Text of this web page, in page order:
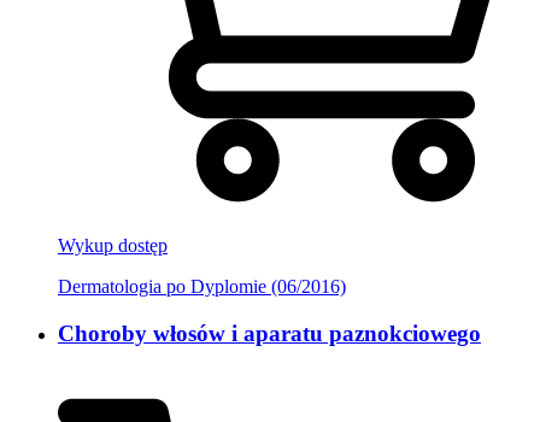
Wykup dostęp
Dermatologia po Dyplomie (06/2016)
Choroby włosów i aparatu paznokciowego